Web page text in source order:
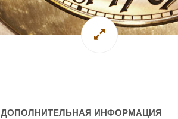
ДОПОЛНИТЕЛЬНАЯ ИНФОРМАЦИЯ